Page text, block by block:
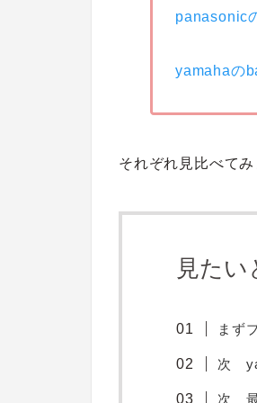
panasonic
yamahaの
それぞれ見比べてみ
見たい
まず
次
次